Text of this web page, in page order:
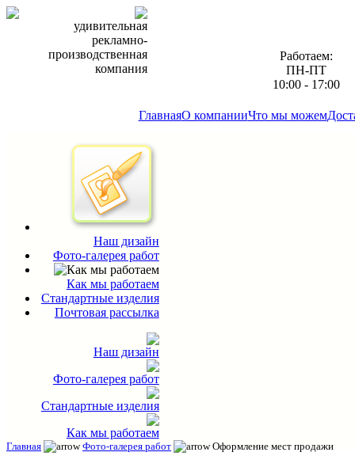
удивительная
рекламно-
производственная
компания
Работаем:
ПН-ПТ
10:00 - 17:00
ГлавнаяО компанииЧто мы можем
Наш дизайн
Фото-галерея работ
Как мы работаем
Стандартные изделия
Почтовая рассылка
Наш дизайн
Фото-галерея работ
Стандартные изделия
Как мы работаем
Главная Фото-галерея работ Оформление мест продажи